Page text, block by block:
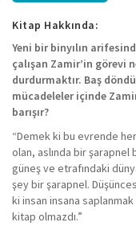
Kitap Hakkında:
Yeni bir binyılın
çalışan Zamir’in görevi
durdurmaktır. Baş
mücadeleler içinde
barışır?
“Demek ki bu evrende
olan, aslında bir şarapnel
güneş ve etrafındaki
şey bir şarapnel.
ki insan insana
kitap olmazdı.”